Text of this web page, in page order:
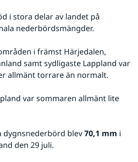
i stora delar av landet på
nederbördsmängder.
i främst Härjedalen,
samt sydligaste Lappland var
allmänt torrare än normalt.
var sommaren allmänt lite
dygnsnederbörd blev 70,1 mm i
den 29 juli.